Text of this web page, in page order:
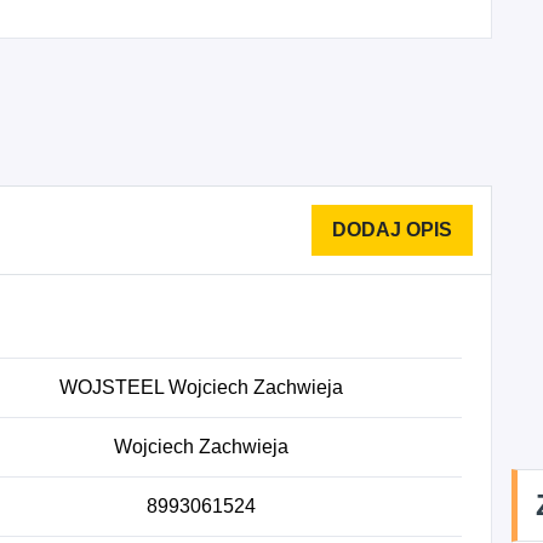
WOJSTEEL Wojciech Zachwieja
Wojciech Zachwieja
8993061524